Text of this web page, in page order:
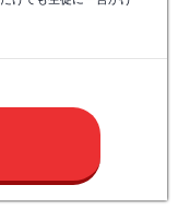
ところをしっかり教え
だ、先生が忙しくて対
けでも生徒に一言かけ